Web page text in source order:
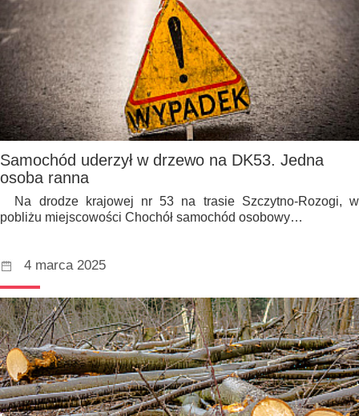
Samochód uderzył w drzewo na DK53. Jedna
osoba ranna
Na drodze krajowej nr 53 na trasie Szczytno-Rozogi, w
pobliżu miejscowości Chochół samochód osobowy…
4 marca 2025